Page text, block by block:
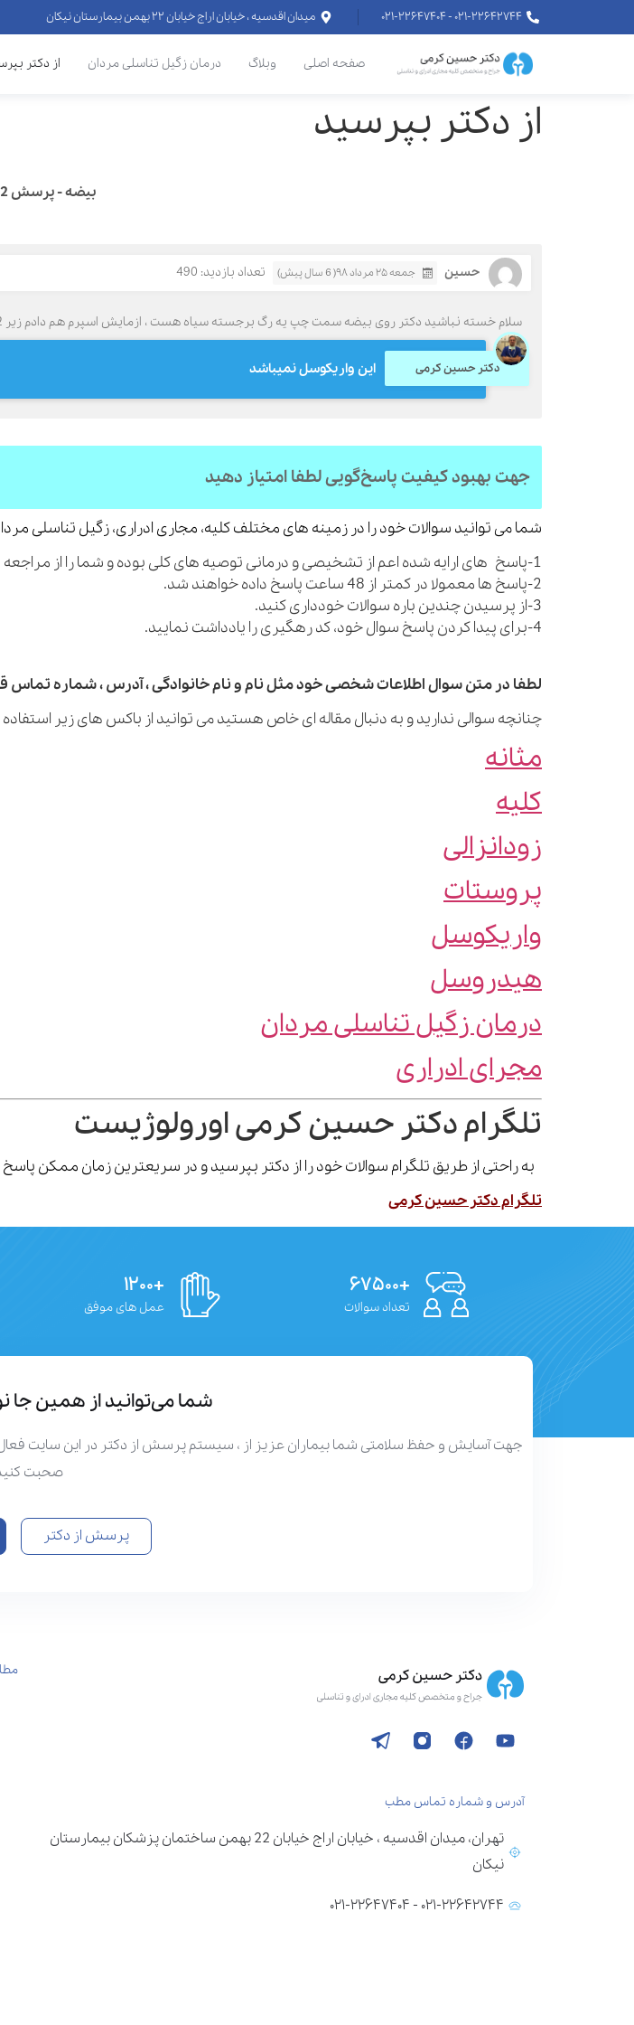
۰۲۱-۲۲۶۴۲۷۴۴ - ۰۲۱-۲۲۶۴۷۴۰۴ میدان اقدسیه ، خیابان اراج خیابان ۲۲ بهمن بیمارستان نیکان
صفحه اصلی وبلاگ درمان زگیل تناسلی مردان از دکتر
از دکتر بپرسید
بیضه - پرسش 172712
حسین جمعه ۲۵ مرداد ۹۸( 6 سال پیش) تعداد بازدید: 490
سلام خسته نباشید دکتر روی بیضه سمت چپ یه رگ برجسته سیاه هست ، ازمایش اسپرم هم دادم زیر 12 میلیون بود ممنون میشم پاسخگو باشید
دکتر حسین کرمی این واریکوسل نمیباشد
جهت بهبود کیفیت پاسخ‌گویی لطفا امتیاز دهید
شما می توانید سوالات خود را در زمینه های مختلف کلیه، مجاری ادراری، زگیل تناسلی
1-پاسخ های ارایه شده اعم از تشخیصی و درمانی توصیه های کلی بوده و شما را از مراجعه به پزشک بی نیاز نمی کنند.
2-پاسخ ها معمولا در کمتر از 48 ساعت پاسخ داده خواهند شد.
3-از پرسیدن چندین باره سوالات خودداری کنید.
4-برای پیدا کردن پاسخ سوال خود، کد رهگیری را یادداشت نمایید.
لطفا در متن سوال اطلاعات شخصی خود مثل نام و نام خانوادگی ، آدرس ، شماره تماس
چنانچه سوالی ندارید و به دنبال مقاله ای خاص هستید می توانید از باکس های زیر استفاده
مثانه
کلیه
زودانزالی
پروستات
واریکوسل
هیدروسل
درمان زگیل تناسلی مردان
مجرای ادراری
تلگرام دکتر حسین کرمی اورولوژیست
به راحتی از طریق تلگرام سوالات خود را از دکتر بپرسید و در سریعترین زمان ممکن پاسخ
تلگرام دکتر حسین کرمی
+۶۷۵۰۰
تعداد سوالات
+۱۲۰۰
عمل های موفق
شما می‌توانید از همین جا
جهت آسایش و حفظ سلامتی شما بیماران عزیز از ، سیستم پرسش از دکتر در این سایت
صحبت
پرسش از دکتر
آدرس و شماره تماس مطب
تهران، میدان اقدسیه ، خیابان اراج خیابان 22 بهمن ساختمان پزشکان بیمارستان
نیکان
۰۲۱-۲۲۶۴۲۷۴۴ - ۰۲۱-۲۲۶۴۷۴۰۴